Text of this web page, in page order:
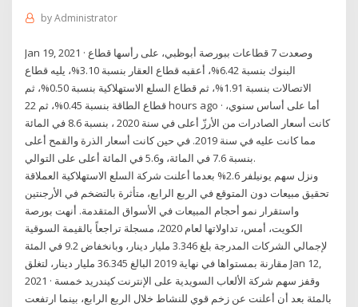
byAdministrator
Jan 19, 2021 · وصعدت 7 قطاعات ببورصة أبوظبي، على رأسها قطاع
البنوك بنسبة 6.42%، أعقبه قطاع العقار بنسبة 3.10%، يليه قطاع
الاتصالات بنسبة 1.91%، ثم قطاع السلع الاستهلاكية بنسبة 0.50%، ثم
قطاع الطاقة بنسبة 0.45%، ثم 22 hours ago · أما على أساس سنوي،
كانت أسعار الصادرات من الأرزّ أعلى في سنة 2020 ، بنسبة 8.6 في المائة
مما كانت عليه في سنة 2019. في حين كانت أسعار الذرة والقمح أعلى
بنسبة 7.6 في المائة، و5.6 في المائة أعلى على التوالي.
ونزل سهم يونيلفر 2.6% بعدما أعلنت شركة السلع الاستهلاكية العملاقة
تحقيق مبيعات دون المتوقع في الربع الرابع، متأثرة بالتضخم في الأرجنتين
واستقرار نمو أحجام المبيعات في الأسواق المتقدمة. أنهت بورصة
الكويت، أمس، تداولاتها لعام 2020، مسجلة تراجعاً بالقيمة السوقية
لإجمالي الشركات المدرجة بلغ 3.346 مليار دينار، وبانخفاض 9.2 في المئة
مقارنة بمستواها في نهاية 2019 البالغ 36.345 مليار دينار، لتغلق Jan 12,
2021 · وقفز سهم شركة الألعاب السويدية على الإنترنت كيندريد خمسة
بالمئة بعد أن أعلنت عن زخم قوي للنشاط خلال الربع الرابع، بينما ارتفعت